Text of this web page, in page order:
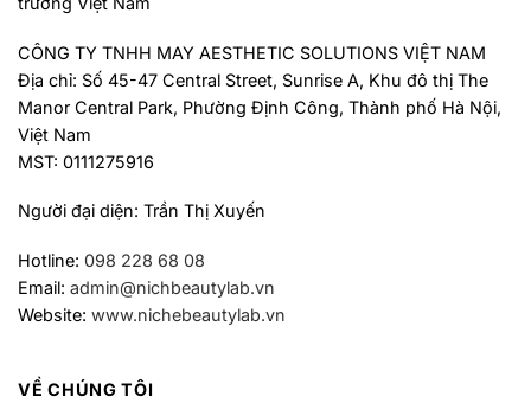
CÔNG TY TNHH MAY AESTHETIC SOLUTIONS VIỆT NAM
Địa chỉ: Số 45-47 Central Street, Sunrise A, Khu đô thị The
Manor Central Park, Phường Định Công, Thành phố Hà Nội,
Việt Nam
MST: 0111275916
Người đại diện: Trần Thị Xuyến
Hotline: 098 228 68 08
Email: admin@nichbeautylab.vn
Website: www.nichebeautylab.vn
VỀ CHÚNG TÔI